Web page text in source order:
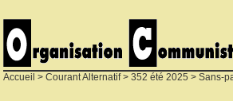
Accueil > Courant Alternatif> 352 été 2025 > Sans-